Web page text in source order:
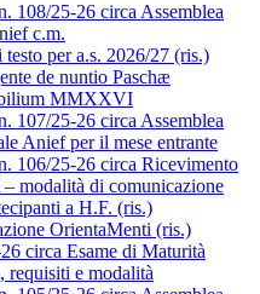
108/25-26 circa Assemblea
c.m.
per a.s. 2026/27 (ris.)
de nuntio Paschæ
MMXXVI
107/25-26 circa Assemblea
Anief per il mese entrante
106/25-26 circa Ricevimento
– modalità di comunicazione
a H.F. (ris.)
OrientaMenti (ris.)
circa Esame di Maturità
requisiti e modalità